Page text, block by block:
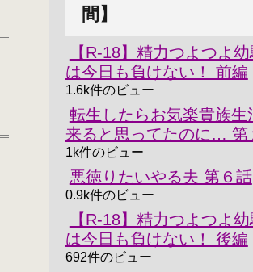
間】
【R-18】精力つよつよ
は今日も負けない！ 前編
1.6k件のビュー
転生したらお気楽貴族生
来ると思ってたのに… 第
1k件のビュー
悪徳りたいやる夫 第６話
0.9k件のビュー
【R-18】精力つよつよ
は今日も負けない！ 後編
692件のビュー